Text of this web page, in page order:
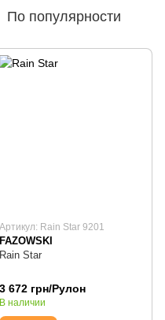
По популярности
Артикул: Rain Star 9201
FAZOWSKI
Rain Star
3 672 грн/Рулон
В наличии